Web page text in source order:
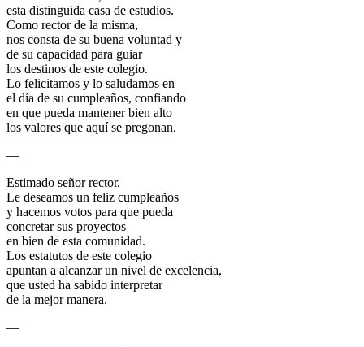
esta distinguida casa de estudios.
Como rector de la misma,
nos consta de su buena voluntad y
de su capacidad para guiar
los destinos de este colegio.
Lo felicitamos y lo saludamos en
el día de su cumpleaños, confiando
en que pueda mantener bien alto
los valores que aquí se pregonan.
—
Estimado señor rector.
Le deseamos un feliz cumpleaños
y hacemos votos para que pueda
concretar sus proyectos
en bien de esta comunidad.
Los estatutos de este colegio
apuntan a alcanzar un nivel de excelencia,
que usted ha sabido interpretar
de la mejor manera.
—